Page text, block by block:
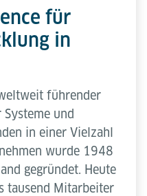
für
in
führender
und
in einer Vielzahl
wurde 1948
gegründet. Heute
tausend Mitarbeiter